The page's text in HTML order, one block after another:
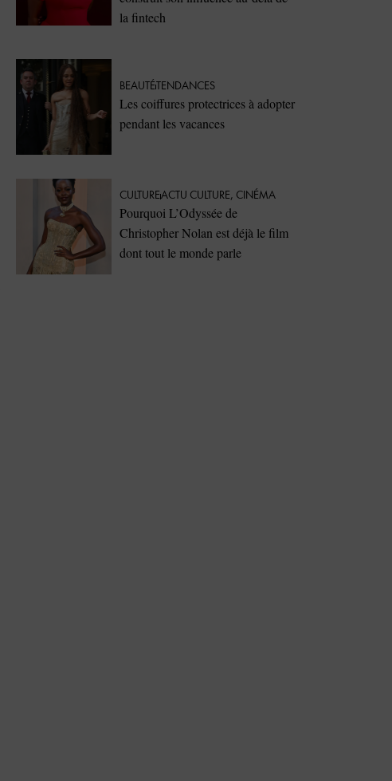
la fintech
BEAUTÉTENDANCES
Les coiffures protectrices à adopter
pendant les vacances
CULTUREACTU CULTURE, CINÉMA
Pourquoi L’Odyssée de
Christopher Nolan est déjà le film
dont tout le monde parle